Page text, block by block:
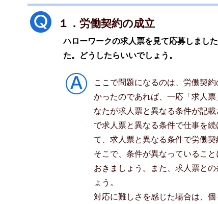
１．労働契約の成立
ハローワークの求人票を見て応募しまし
た。どうしたらいいでしょう。
ここで問題になるのは、労働契
かったのであれば、一応「求人
なたが求人票と異なる条件が記
で求人票と異なる条件で仕事を
て、求人票と異なる条件で労働
そこで、条件が異なっているこ
おきましょう。また、求人票と
ょう。
対応に難しさを感じた場合は、